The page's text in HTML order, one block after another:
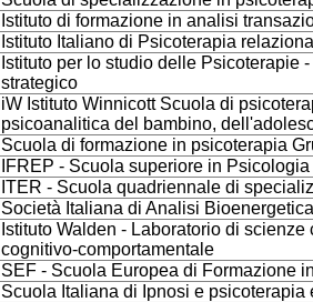
Istituto di formazione in analisi
Istituto Italiano di Psicoterapia
Istituto per lo studio delle
strategico
iW Istituto Winnicott Scuola di
psicoanalitica del bambino,
Scuola di formazione in psicoterapia
IFREP - Scuola superiore in
ITER - Scuola quadriennale di
Società Italiana di Analisi
Istituto Walden - Laboratorio di
cognitivo-comportamentale
SEF - Scuola Europea di Formazione
Scuola Italiana di Ipnosi e psicoterapia